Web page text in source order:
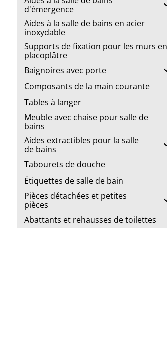
d'émergence
Aides à la salle de bains en acier
inoxydable
Supports de fixation pour les murs en
placoplâtre
Baignoires avec porte
Composants de la main courante
Tables à langer
Meuble avec chaise pour salle de
bains
Aides extractibles pour la salle
de bains
Tabourets de douche
Étiquettes de salle de bain
Pièces détachées et petites
pièces
Abattants et rehausses de toilettes